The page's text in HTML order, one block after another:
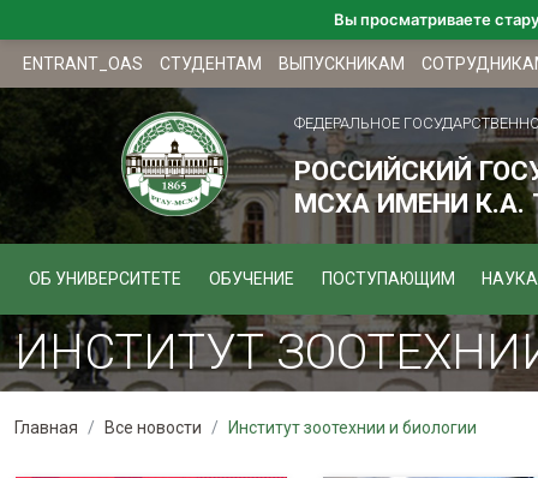
ENTRANT_OAS СТУДЕНТАМ ВЫПУСКНИКАМ
ФЕДЕРАЛЬНОЕ
РОССИЙСКИЙ
МСХА ИМЕНИ К.А.
ОБ УНИВЕРСИТЕТЕ ОБУЧЕНИЕ ПОСТУПАЮЩИМ
ИНСТИТУТ
Главная Все новости Институт зоотехнии и биологии
Вы просматриваете